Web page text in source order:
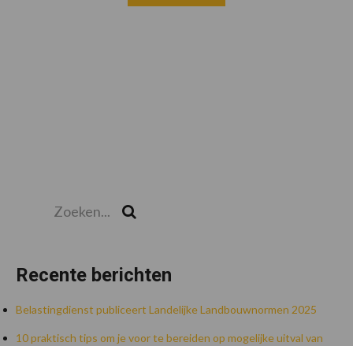
Recente berichten
Belastingdienst publiceert Landelijke Landbouwnormen 2025
10 praktisch tips om je voor te bereiden op mogelijke uitval van